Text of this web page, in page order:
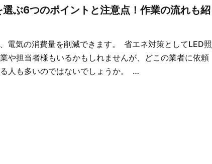
ぶ6つのポイントと注意点！作業の流れも紹
電気の消費量を削減できます。 省エネ対策としてLED照
や担当者様もいるかもしれませんが、どこの業者に依頼
人も多いのではないでしょうか。 …